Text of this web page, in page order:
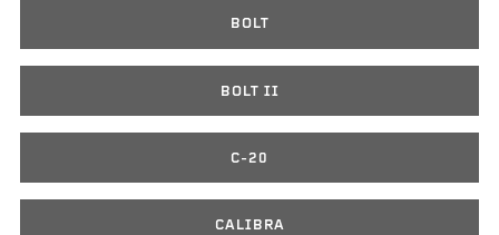
BOLT
BOLT II
C-20
CALIBRA